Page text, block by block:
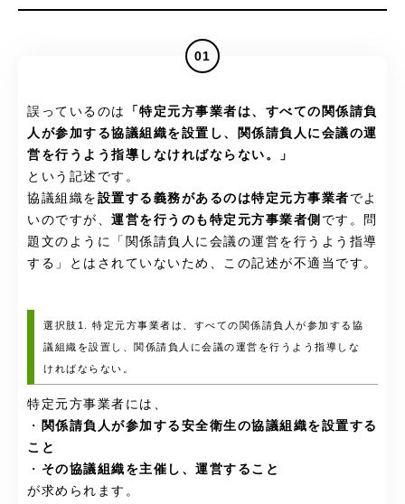
01
誤っているのは
「特定元方事業者は、すべての関係請負
人が参加する協議組織を設置し、関係請負人に会議の運
営を行うよう指導しなければならない。」
という記述です。
協議組織を 設置する義務があるのは特定元方事業者 でよ
いのですが、 運営を行うのも特定元方事業者側 です。問
題文のように「関係請負人に会議の運営を行うよう指導
する」とはされていないため、この記述が不適当です。
選択肢1. 特定元方事業者は、すべての関係請負人が参加する協
議組織を設置し、関係請負人に会議の運営を行うよう指導しな
ければならない。
特定元方事業者には、
・ 関係請負人が参加する安全衛生の協議組織を設置する
こと
・ その協議組織を主催し、運営すること
が求められます。